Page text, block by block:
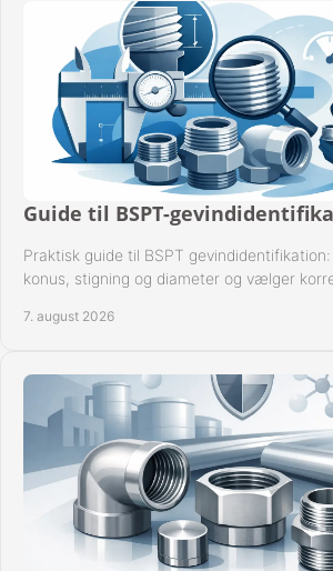
Guide til BSPT-
Praktisk guide til BSPT
konus, stigning og diameter og vælger
7. august 2026